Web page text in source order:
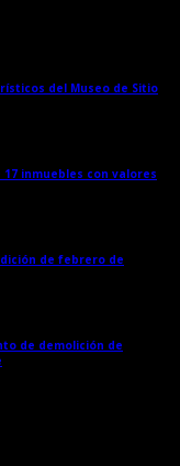
del Museo de Sitio
inmuebles con valores
de febrero de
de demolición de